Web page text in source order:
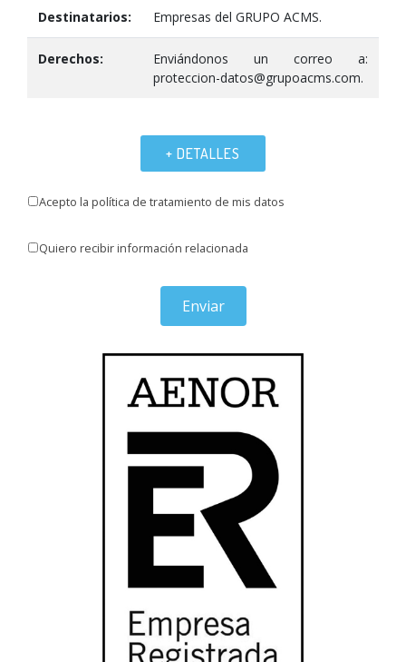
Destinatarios: Empresas del GRUPO ACMS.
Derechos:
Enviándonos un correo a:
proteccion-datos@grupoacms.com.
+ DETALLES
Acepto la política de tratamiento de mis datos
Quiero recibir información relacionada
Enviar